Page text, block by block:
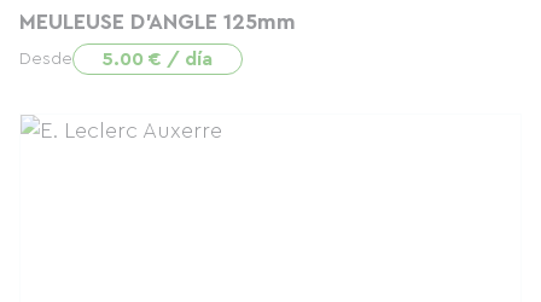
MEULEUSE D'ANGLE 125mm
Desde 5.00 € / día